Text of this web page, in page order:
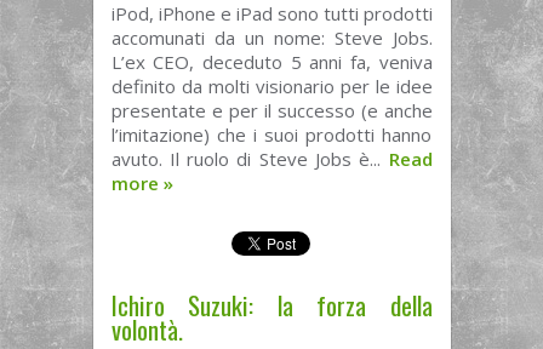
iPod, iPhone e iPad sono tutti prodotti
accomunati da un nome: Steve Jobs.
L’ex CEO, deceduto 5 anni fa, veniva
definito da molti visionario per le idee
presentate e per il successo (e anche
l’imitazione) che i suoi prodotti hanno
avuto. Il ruolo di Steve Jobs è... Read
more »
Ichiro Suzuki: la forza della
volontà.